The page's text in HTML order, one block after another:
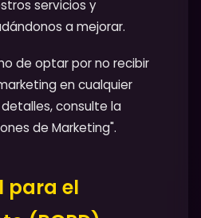
servicios y
a mejorar.
de optar por no recibir
en cualquier
consulte la
de Marketing".
para el